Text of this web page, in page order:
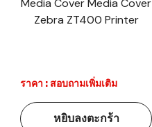
Media Cover Media Cover
Zebra ZT400 Printer
ราคา : สอบถามเพิ่มเติม
หยิบลงตะกร้า